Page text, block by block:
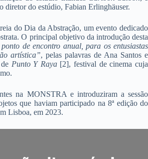
diretor do estúdio, Fabian Erlinghäuser.
do Dia da Abstração, um evento dedicado
O principal objetivo da introdução desta
de encontro anual, para os entusiastas
artística”, pelas palavras de Ana Santos e
Punto Y Raya[2], festival de cinema cuja
na MONSTRA e introduziram a sessão
que haviam participado na 8ª edição do
Lisboa, em 2023.